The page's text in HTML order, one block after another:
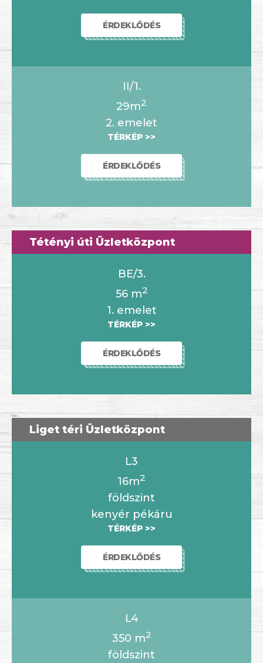
ÉRDEKLŐDÉS
II/1.
29m2
2. emelet
TÉRKÉP >>
ÉRDEKLŐDÉS
Tétényi úti Üzletközpont
BE/3.
56 m2
1. emelet
TÉRKÉP >>
ÉRDEKLŐDÉS
Liget téri Üzletközpont
L3
16m2
földszint
kenyér pékáru
TÉRKÉP >>
ÉRDEKLŐDÉS
L4
350 m2
földszint